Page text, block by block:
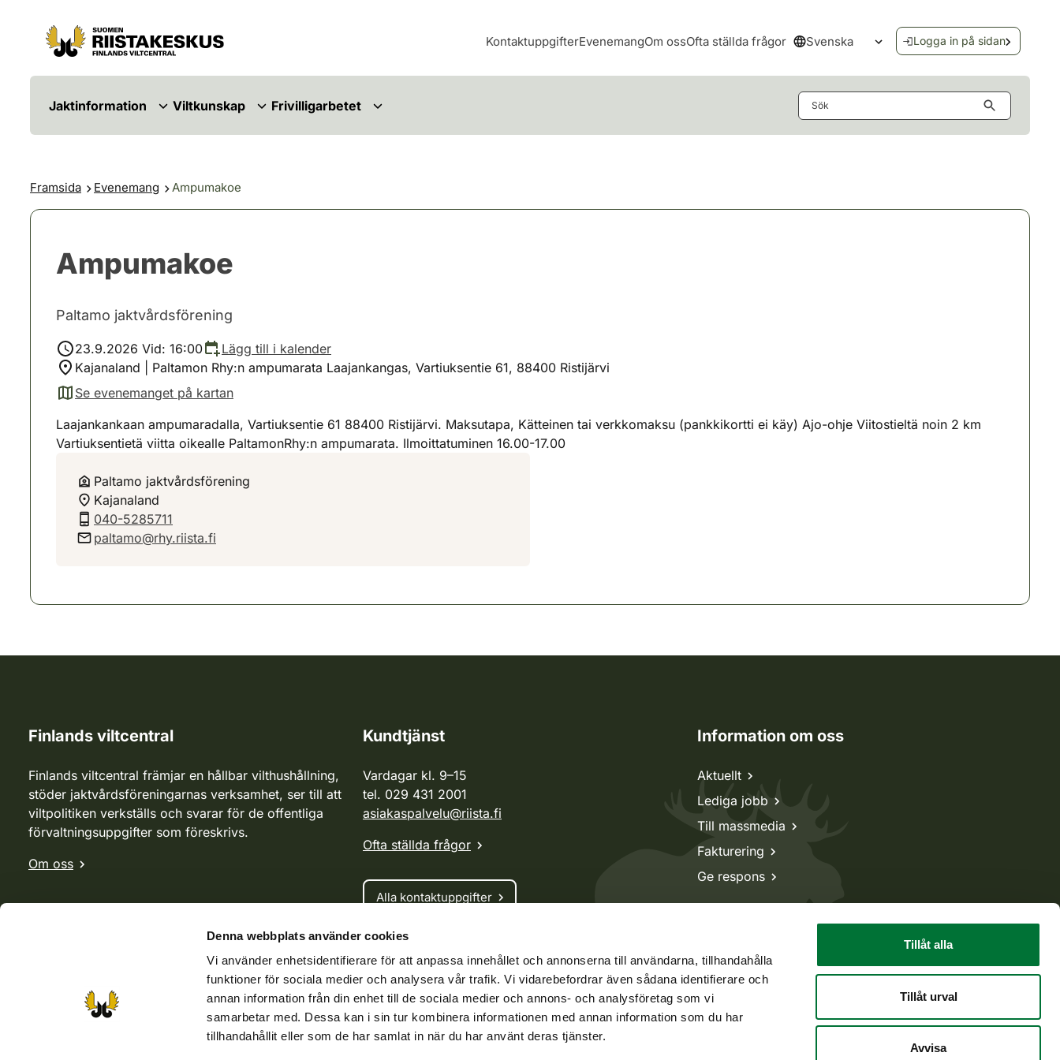
Denna webbplats använder cookies
Vi använder enhetsidentifierare för att anpassa innehållet och annonserna till användarna, tillhandahålla
funktioner för sociala medier och analysera vår trafik. Vi vidarebefordrar även sådana identifierare och
annan information från din enhet till de sociala medier och annons- och analysföretag som vi
samarbetar med. Dessa kan i sin tur kombinera informationen med annan information som du har
tillhandahållit eller som de har samlat in när du har använt deras tjänster.
Tillåt alla
Tillåt urval
Avvisa
Hoppa till innehåll
Gå till webbplatskartan
KontaktuppgifterEvenemangOm ossOfta ställda frågor Svenska
Öppna språkmenyn
Logga in på sidan
Jaktinformation Viltkunskap Frivilligarbetet
Framsida Evenemang Ampumakoe
Ampumakoe
Paltamo jaktvårdsförening
23.9.2026 Vid: 16:00
Lägg till i kalender
Kajanaland | Paltamon Rhy:n ampumarata Laajankangas, Vartiuksentie 61, 88400 Ristijärvi
Se evenemanget på kartan
(avautuu uuteen välilehteen)
Laajankankaan ampumaradalla, Vartiuksentie 61 88400 Ristijärvi. Maksutapa, Kätteinen tai verkkomaksu (pankkikortti ei käy) Ajo-ohje Viitostieltä noin 2 km
Vartiuksentietä viitta oikealle PaltamonRhy:n ampumarata. Ilmoittatuminen 16.00-17.00
Paltamo jaktvårdsförening
Kajanaland
040-5285711
paltamo@rhy.riista.fi
Finlands viltcentral
Finlands viltcentral främjar en hållbar vilthushållning,
stöder jaktvårdsföreningarnas verksamhet, ser till att
viltpolitiken verkställs och svarar för de offentliga
förvaltningsuppgifter som föreskrivs.
Om oss
Kundtjänst
Vardagar kl. 9–15
tel. 029 431 2001
asiakaspalvelu@riista.fi
Ofta ställda frågor
Alla kontaktuppgifter
Jaktkort
Oma riista -tjänsten
Ansökan om licenser och dispenser
Information om oss
Aktuellt
Lediga jobb
Till massmedia
Fakturering
Ge respons